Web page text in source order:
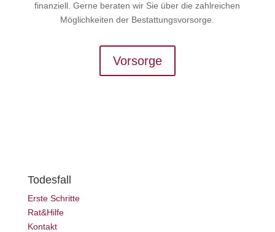
finanziell. Gerne beraten wir Sie über die zahlreichen
Möglichkeiten der Bestattungsvorsorge.
Vorsorge
Todesfall
Erste Schritte
Rat&Hilfe
Kontakt